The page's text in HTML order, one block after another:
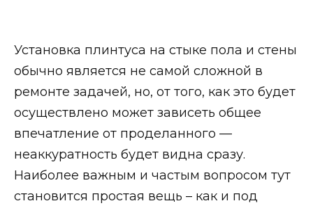
Установка плинтуса на стыке пола и стены
обычно является не самой сложной в
ремонте задачей, но, от того, как это будет
осуществлено может зависеть общее
впечатление от проделанного —
неаккуратность будет видна сразу.
Наиболее важным и частым вопросом тут
становится простая вещь – как и под